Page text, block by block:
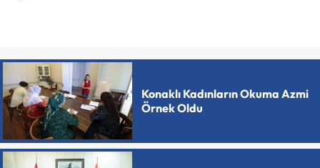
Konaklı Kadınların Okuma Azmi
Örnek Oldu